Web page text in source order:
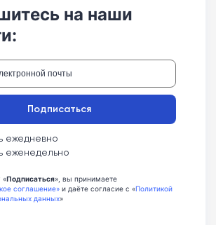
на наши
ежедневно
еженедельно
Подписаться
«Подписаться», вы принимаете
соглашение» и даёте согласие с «Политикой
данных»